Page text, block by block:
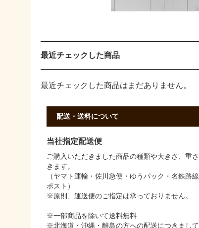
最近チェックした商品
最近チェックした商品はまだありません。
配送・送料について
当社指定配送便
ご購入いただきました商品の種類や大きさ、重
きます。
（ヤマト運輸・佐川急便・ゆうパック・名鉄路
ポスト）
※原則、運送便のご指定は承っておりません。
※一部商品を除いて送料無料
※北海道・沖縄・離島の方への配送につきまし